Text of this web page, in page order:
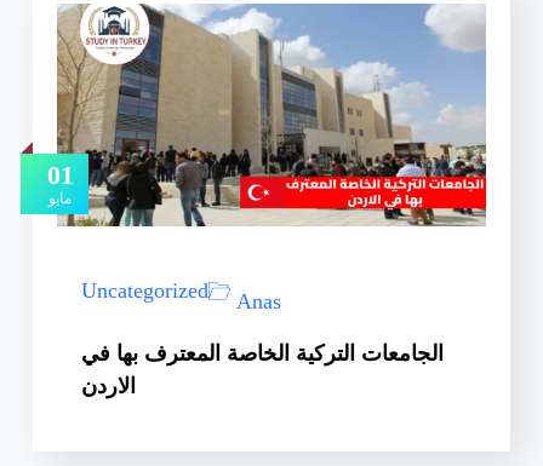
01
مايو
Anas
Uncategorized
الجامعات التركية الخاصة المعترف بها في
الاردن